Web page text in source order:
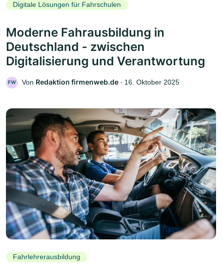
Digitale Lösungen für Fahrschulen
Moderne Fahrausbildung in
Deutschland - zwischen
Digitalisierung und Verantwortung
FW Von Redaktion firmenweb.de ‧ 16. Oktober 2025
Fahrlehrerausbildung